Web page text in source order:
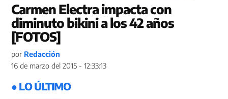
Carmen Electra impacta con
diminuto bikini a los 42 años
[FOTOS]
por Redacción
16 de marzo del 2015 - 12:33:13
● LO ÚLTIMO